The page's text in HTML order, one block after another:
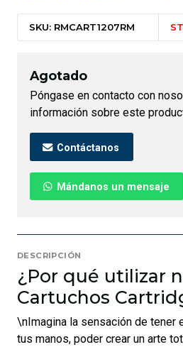
SKU: RMCART1207RM
Agotado
Póngase en contacto con
información sobre este
Contáctanos
Mándanos un mensaje
DESCRIPCIÓN
¿Por qué utilizar
Cartuchos
\nImagina la sensación de tener
tus manos, poder crear un arte